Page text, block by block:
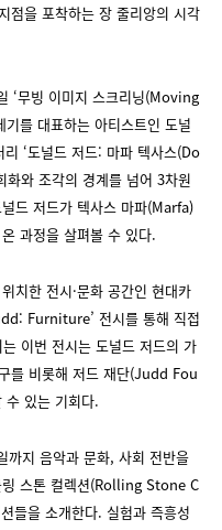
점을 포착하는 장 줄리앙의 시각
‘무빙 이미지 스크리닝(Moving
를 대표하는 아티스트인 도널
‘도널드 저드: 마파 텍사스(Do
와 조각의 경계를 넘어 3차원
드 저드가 텍사스 마파(Marfa)
과정을 살펴볼 수 있다.
치한 전시·문화 공간인 현대카
Furniture’ 전시를 통해 직접
이번 전시는 도널드 저드의 가
를 비롯해 저드 재단(Judd Fou
있는 기회다.
까지 음악과 문화, 사회 전반을
링 스톤 컬렉션(Rolling Stone C
들을 소개한다. 실험과 즉흥성